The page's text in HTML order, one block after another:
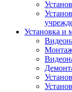
Установка и